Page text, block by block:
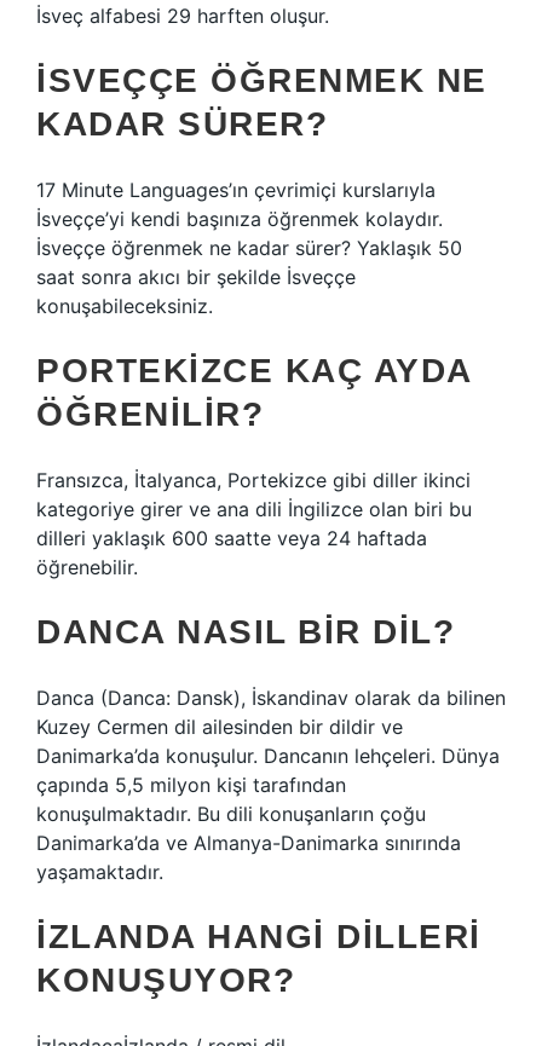
İsveç alfabesi 29 harften oluşur.
İSVEÇÇE ÖĞRENMEK NE
KADAR SÜRER?
17 Minute Languages’ın çevrimiçi kurslarıyla
İsveççe’yi kendi başınıza öğrenmek kolaydır.
İsveççe öğrenmek ne kadar sürer? Yaklaşık 50
saat sonra akıcı bir şekilde İsveççe
konuşabileceksiniz.
PORTEKIZCE KAÇ AYDA
ÖĞRENILIR?
Fransızca, İtalyanca, Portekizce gibi diller ikinci
kategoriye girer ve ana dili İngilizce olan biri bu
dilleri yaklaşık 600 saatte veya 24 haftada
öğrenebilir.
DANCA NASIL BIR DIL?
Danca (Danca: Dansk), İskandinav olarak da bilinen
Kuzey Cermen dil ailesinden bir dildir ve
Danimarka’da konuşulur. Dancanın lehçeleri. Dünya
çapında 5,5 milyon kişi tarafından
konuşulmaktadır. Bu dili konuşanların çoğu
Danimarka’da ve Almanya-Danimarka sınırında
yaşamaktadır.
İZLANDA HANGI DILLERI
KONUŞUYOR?